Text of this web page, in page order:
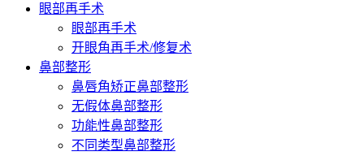
眼部再手术
眼部再手术
开眼角再手术/修复术
鼻部整形
鼻唇角矫正鼻部整形
无假体鼻部整形
功能性鼻部整形
不同类型鼻部整形